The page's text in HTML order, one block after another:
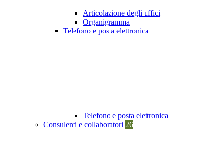
Articolazione degli uffici
Organigramma
Telefono e posta elettronica
Telefono e posta elettronica
Consulenti e collaboratori 26